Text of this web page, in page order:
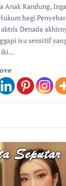
Anak Kandung,
bagi
Denada
isu sensitif